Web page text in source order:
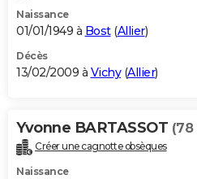
Naissance
01/01/1949 à Bost(Allier)
Décès
13/02/2009 à Vichy(Allier)
Yvonne BARTASSOT (78
Créer une cagnotte obsèques
Naissance